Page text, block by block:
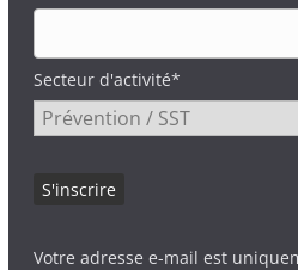
Secteur d'activité*
Votre adresse e-mail est